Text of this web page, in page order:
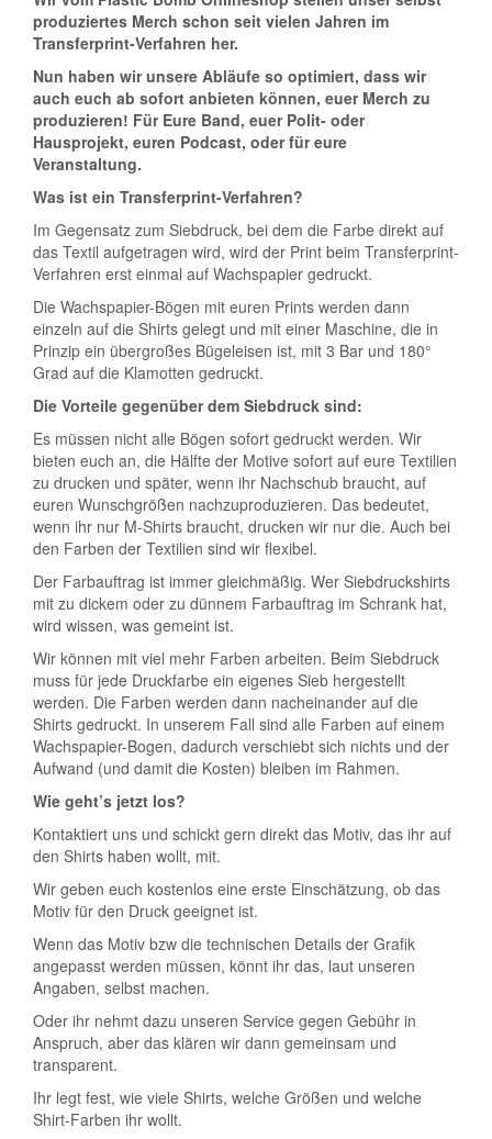
produziertes Merch schon seit vielen Jahren im
Transferprint-Verfahren her.
Nun haben wir unsere Abläufe so optimiert, dass wir
auch euch ab sofort anbieten können, euer Merch zu
produzieren! Für Eure Band, euer Polit- oder
Hausprojekt, euren Podcast, oder für eure
Veranstaltung.
Was ist ein Transferprint-Verfahren?
Im Gegensatz zum Siebdruck, bei dem die Farbe direkt auf
das Textil aufgetragen wird, wird der Print beim Transferprint-
Verfahren erst einmal auf Wachspapier gedruckt.
Die Wachspapier-Bögen mit euren Prints werden dann
einzeln auf die Shirts gelegt und mit einer Maschine, die in
Prinzip ein übergroßes Bügeleisen ist, mit 3 Bar und 180°
Grad auf die Klamotten gedruckt.
Die Vorteile gegenüber dem Siebdruck sind:
Es müssen nicht alle Bögen sofort gedruckt werden. Wir
bieten euch an, die Hälfte der Motive sofort auf eure Textilien
zu drucken und später, wenn ihr Nachschub braucht, auf
euren Wunschgrößen nachzuproduzieren. Das bedeutet,
wenn ihr nur M-Shirts braucht, drucken wir nur die. Auch bei
den Farben der Textilien sind wir flexibel.
Der Farbauftrag ist immer gleichmäßig. Wer Siebdruckshirts
mit zu dickem oder zu dünnem Farbauftrag im Schrank hat,
wird wissen, was gemeint ist.
Wir können mit viel mehr Farben arbeiten. Beim Siebdruck
muss für jede Druckfarbe ein eigenes Sieb hergestellt
werden. Die Farben werden dann nacheinander auf die
Shirts gedruckt. In unserem Fall sind alle Farben auf einem
Wachspapier-Bogen, dadurch verschiebt sich nichts und der
Aufwand (und damit die Kosten) bleiben im Rahmen.
Wie geht’s jetzt los?
Kontaktiert uns und schickt gern direkt das Motiv, das ihr auf
den Shirts haben wollt, mit.
Wir geben euch kostenlos eine erste Einschätzung, ob das
Motiv für den Druck geeignet ist.
Wenn das Motiv bzw die technischen Details der Grafik
angepasst werden müssen, könnt ihr das, laut unseren
Angaben, selbst machen.
Oder ihr nehmt dazu unseren Service gegen Gebühr in
Anspruch, aber das klären wir dann gemeinsam und
transparent.
Ihr legt fest, wie viele Shirts, welche Größen und welche
Shirt-Farben ihr wollt.